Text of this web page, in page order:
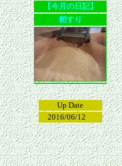
【今月の日記】
籾すり
Up Date
2016/06/12